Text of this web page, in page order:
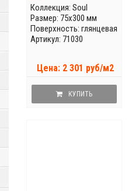
Коллекция: Soul
Размер: 75x300 мм
Поверхность: глянцевая
Артикул: 71030
Цена: 2 301 руб/м2
КУПИТЬ